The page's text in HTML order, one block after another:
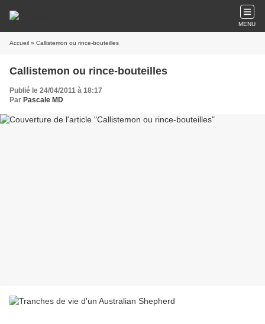
MENU
Accueil » Callistemon ou rince-bouteilles
Callistemon ou rince-bouteilles
Publié le 24/04/2011 à 18:17
Par Pascale MD